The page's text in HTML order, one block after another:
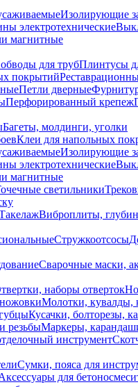
Изолирующие
электротехнические
магнитные
для трубПлинтусы
покрытий
Петли дверные
Перфорированный крепеж
Багеты, молдинги, уголки
Клеи для напольных
Изолирующие
электротехнические
магнитные
светильники
Виброплиты,
Стружкоотсосы
Сварочные маски,
наборы отверток
Молотки, кувалды,
Кусачки, болторезы,
резьбыМаркеры,
инструмент
Сумки, пояса для
для